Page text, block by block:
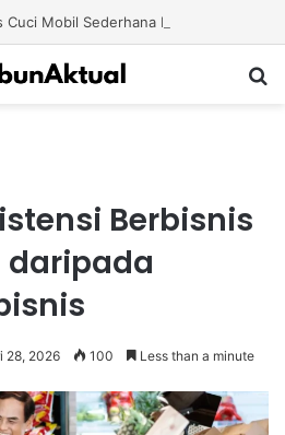
Berbisnis
daripada
28, 2026 100 Less than a minute